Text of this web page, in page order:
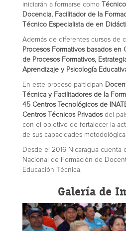
iniciarán a formarse como
Docencia, Facilitador de la
Técnico Especialista de en
Además de diferentes cursos de
Procesos Formativos basados en
de Procesos Formativos,
Aprendizaje y Psicología
En este proceso participan
Técnica y Facilitadores de la
45 Centros Tecnológicos de
Centros Técnicos Privadosdel
con el objetivo de fortalecer la
de sus capacidades
Desde el 2016 Nicaragua cuenta
Nacional de Formación de
Educación Técnica.
Galería de